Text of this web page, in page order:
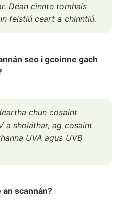
Déan cinnte tomhais
feistiú ceart a chinntiú.
seo i gcoinne gach
chun cosaint
a sholáthar, ag cosaint
UVA agus UVB
an scannán?